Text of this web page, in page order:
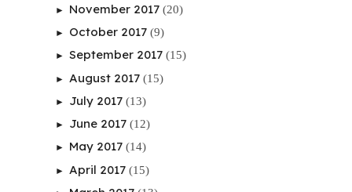
► November 2017 (20)
► October 2017 (9)
► September 2017 (15)
► August 2017 (15)
► July 2017 (13)
► June 2017 (12)
► May 2017 (14)
► April 2017 (15)